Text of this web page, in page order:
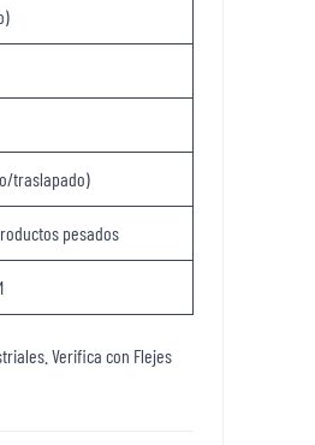
traslapado)
pesados
Verifica con Flejes